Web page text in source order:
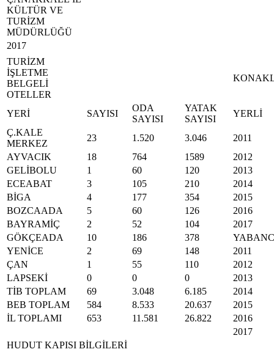
KÜLTÜR VE
TURİZM
MÜDÜRLÜĞÜ
2017
TURİZM
İŞLETME
BELGELİ
OTELLER
YERİ SAYISI
ODA
SAYISI
YATAK
SAYISI
YERLİ
Ç.KALE
MERKEZ
23 1.520 3.046
2011
AYVACIK
18 764 1589
2012
GELİBOLU
1 60 120
2013
ECEABAT
3 105 210
2014
BİGA
4 177 354
2015
BOZCAADA
5 60 126
2016
BAYRAMİÇ
2 52 104
2017
GÖKÇEADA
10 186 378
YENİCE
2 69 148
2011
ÇAN
1 55 110
2012
LAPSEKİ
0 0 0
2013
TİB TOPLAM
69 3.048 6.185
2014
BEB TOPLAM
584 8.533 20.637
2015
İL TOPLAMI
653 11.581 26.822
2016
2017
HUDUT KAPISI BİLGİLERİ